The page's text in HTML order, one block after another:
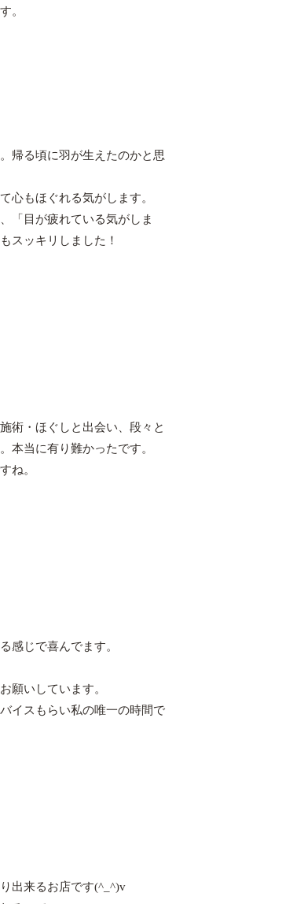
。
帰る頃に羽が生えたのかと思
心もほぐれる気がします。
「目が疲れている気がしま
スッキリしました！
術・ほぐしと出会い、段々と
本当に有り難かったです。
ね。
感じで喜んでます。
願いしています。
イスもらい私の唯一の時間で
出来るお店です(^_^)v